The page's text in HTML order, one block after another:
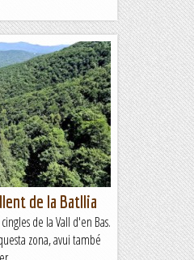
de la Batllia
de la Vall d'en Bas.
zona, avui també